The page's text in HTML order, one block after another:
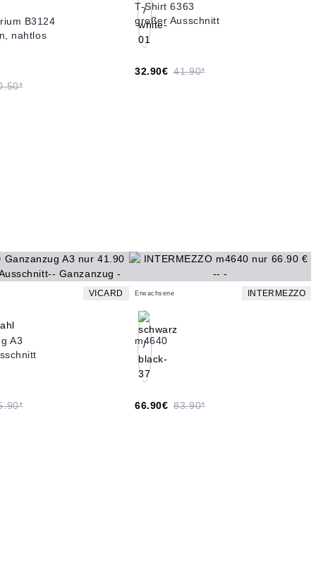
B3124
nahtlos
T-Shirt 6363
großer Ausschnitt
32.90€ 41.90*
VICARD
A3
Erwachsene INTERMEZZO
m4640
66.90€ 83.90*